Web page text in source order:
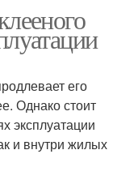
его
Однако стоит
эксплуатации
и внутри жилых